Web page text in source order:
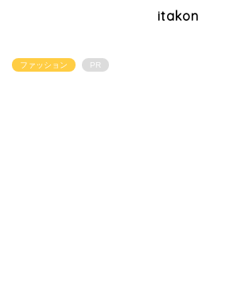
itakon
ファッション PR